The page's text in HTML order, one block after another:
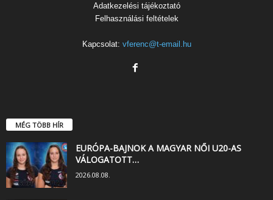
Adatkezelési tájékoztató
Felhasználási feltételek
Kapcsolat: vferenc@t-email.hu
MÉG TÖBB HÍR
EURÓPA-BAJNOK A MAGYAR NŐI U20-AS
VÁLOGATOTT…
2026.08.08.